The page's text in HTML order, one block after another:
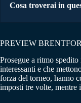
Cosa troverai in
PREVIEW
Prosegue a ritmo
interessanti e che
forza del torneo, hanno
imposti tre volte, mentre